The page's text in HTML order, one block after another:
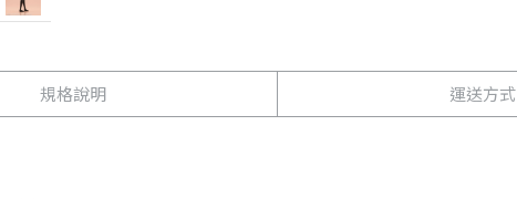
規格說明 運送方式